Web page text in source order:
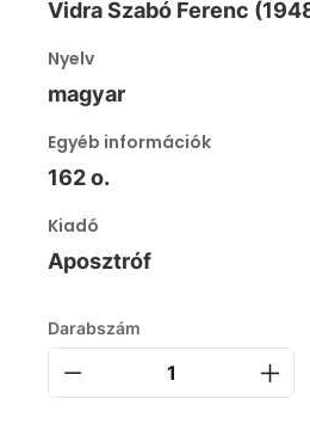
Vidra Szabó Ferenc
Nyelv
magyar
Egyéb információk
162 o.
Kiadó
Aposztróf
Darabszám